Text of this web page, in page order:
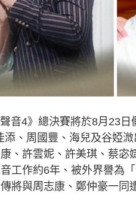
音4》總決賽將於8月23
、周國豐、海兒及谷婭
、許雲妮、許美琪、蔡
工作約6年、被外界譽為
將與周志康、鄭仲豪一同